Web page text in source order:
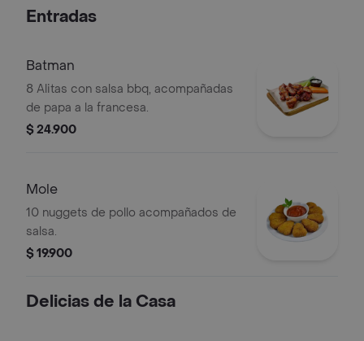
Entradas
Batman
8 Alitas con salsa bbq, acompañadas
de papa a la francesa.
$ 24.900
Mole
10 nuggets de pollo acompañados de
salsa.
$ 19.900
Delicias de la Casa